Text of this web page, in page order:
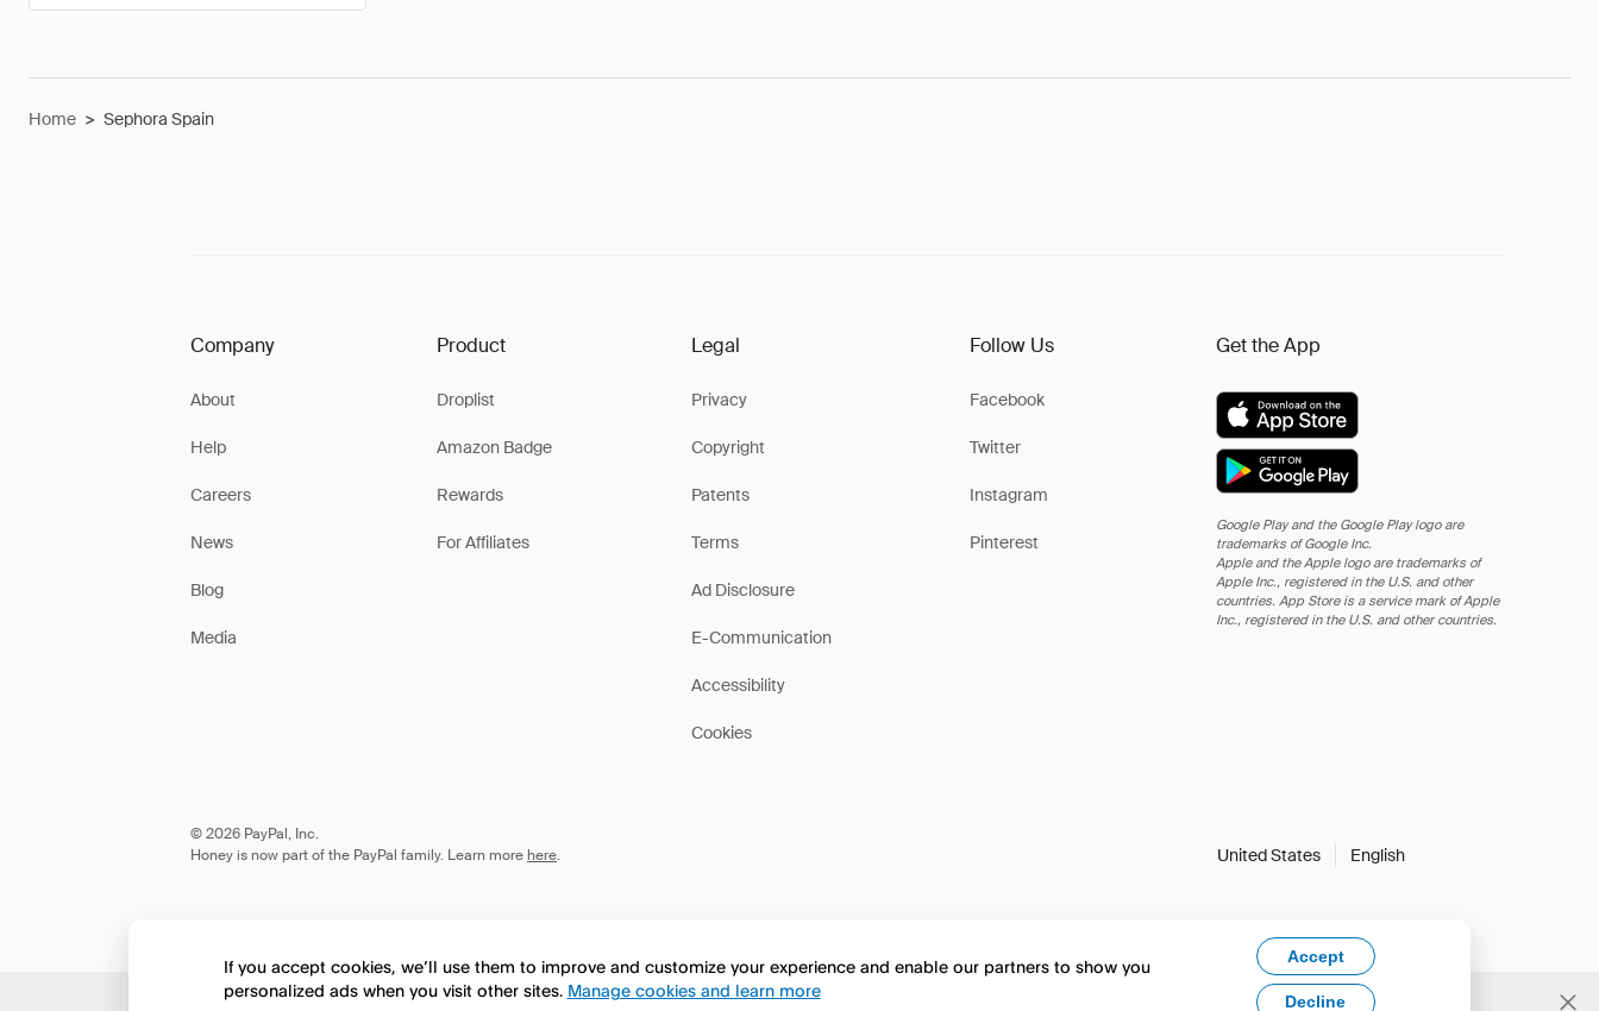
Home > Sephora Spain
Company
About
Help
Careers
News
Blog
Media
Product
Droplist
Amazon Badge
Rewards
For Affiliates
Legal
Privacy
Copyright
Patents
Terms
Ad Disclosure
E-Communication
Accessibility
Cookies
Follow Us
Facebook
Twitter
Instagram
Pinterest
Get the App
Google Play and the Google Play logo are
trademarks of Google Inc.
Apple and the Apple logo are trademarks of
Apple Inc., registered in the U.S. and other
countries. App Store is a service mark of Apple
Inc., registered in the U.S. and other countries.
© 2026 PayPal, Inc.
Honey is now part of the PayPal family. Learn more here. United States English
If you accept cookies, we’ll use them to improve and customize your experience and enable our partners to show you
personalized ads when you visit other sites. Manage cookies and learn more
Accept
Decline